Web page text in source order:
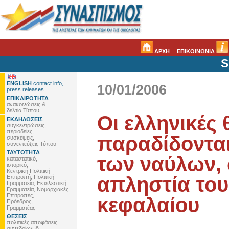
ΑΡΧΗ ΕΠΙΚΟΙΝΩΝΙΑ
ENGLISH contact info,
press releases
ΕΠΙΚΑΙΡΟΤΗΤΑ
ανακοινώσεις &
δελτία Τύπου
ΕΚΔΗΛΩΣΕΙΣ
συγκεντρώσεις,
περιοδείες,
συσκέψεις,
συνεντεύξεις Τύπου
ΤΑΥΤΟΤΗΤΑ
καταστατικό,
ιστορικό,
Κεντρική Πολιτική
Επιτροπή, Πολιτική
Γραμματεία, Εκτελεστική
Γραμματεία, Νομαρχιακές
Επιτροπές,
Πρόεδρος,
Γραμματέας
ΘΕΣΕΙΣ
πολιτικές αποφάσεις
10/01/2006
Οι
των ναύλων,
απληστία
κεφαλαίου